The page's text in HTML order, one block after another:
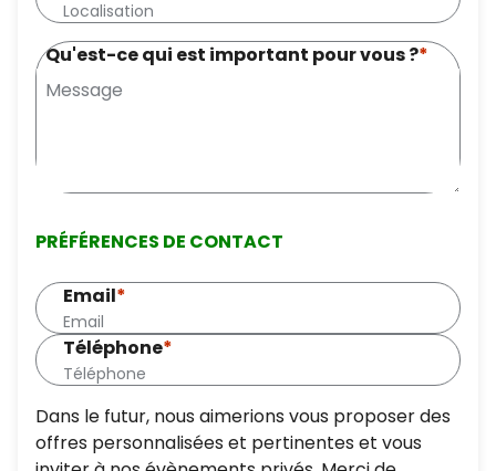
Qu'est-ce qui est important pour vous ?*
PRÉFÉRENCES DE CONTACT
Email*
Téléphone*
Dans le futur, nous aimerions vous proposer des
offres personnalisées et pertinentes et vous